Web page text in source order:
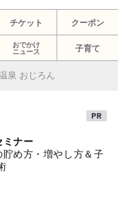
チケット クーポン
おでかけ
ニュース
子育て
泉 おじろん
ミナー
め方・増やし方＆子